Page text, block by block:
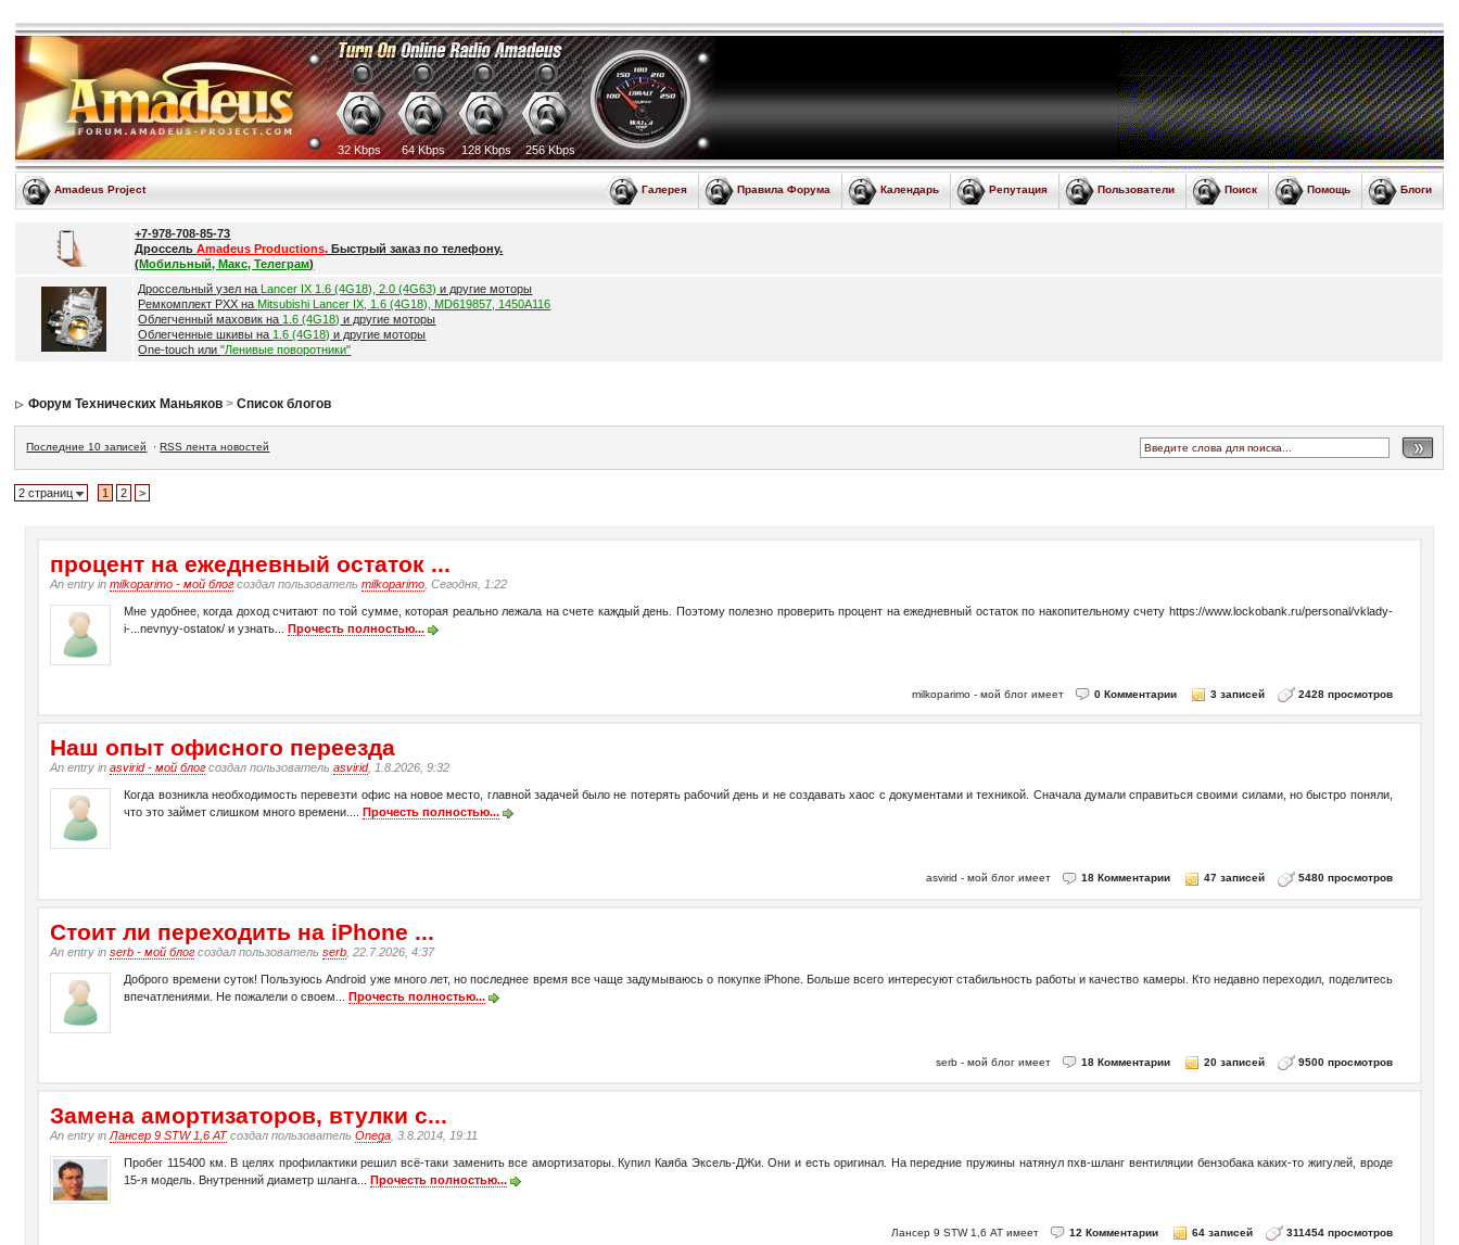
32 Kbps 64 Kbps 128 Kbps 256 Kbps
Amadeus Project Блоги
Помощь
Поиск
Пользователи
Репутация
Календарь
Правила Форума
Галерея
+7-978-708-85-73
ДроссельAmadeus Productions. Быстрый заказ по телефону.
(Мобильный, Макс, Телеграм)
Дроссельный узел на Lancer IX 1.6 (4G18), 2.0 (4G63) и другие моторы
Ремкомплект РХХ на Mitsubishi Lancer IX, 1.6 (4G18), MD619857, 1450A116
Облегченный маховик на 1.6 (4G18) и другие моторы
Облегченные шкивы на 1.6 (4G18) и другие моторы
One-touch или"Ленивые поворотники"
Форум Технических Маньяков >Список блогов
Последние 10 записей ·RSS лента новостей
2 страниц 1 2 >
процент на ежедневный остаток ...
An entry inmilkoparimo - мой блогсоздал пользовательmilkoparimo , Сегодня, 1:22
Мне удобнее, когда доход считают по той сумме, которая реально лежала на счете каждый день. Поэтому полезно проверить процент на ежедневный остаток по накопительному счету https://www.lockobank.ru/personal/vklady-
i-...nevnyy-ostatок/ и узнать...Прочесть полностью...
milkoparimo - мой блог имеет 0 Комментарии 3 записей 2428 просмотров
Наш опыт офисного переезда
An entry inasvirid - мой блогсоздал пользовательasvirid, 1.8.2026, 9:32
Когда возникла необходимость перевезти офис на новое место, главной задачей было не потерять рабочий день и не создавать хаос с документами и техникой. Сначала думали справиться своими силами, но быстро поняли,
что это займет слишком много времени....
Прочесть полностью...
asvirid - мой блог имеет 18 Комментарии 47 записей 5480 просмотров
Стоит ли переходить на iPhone ...
An entry inserb - мой блогсоздал пользовательserb , 22.7.2026, 4:37
Доброго времени суток! Пользуюсь Android уже много лет, но последнее время все чаще задумываюсь о покупке iPhone. Больше всего интересуют стабильность работы и качество камеры. Кто недавно переходил, поделитесь
впечатлениями. Не пожалели о своем...Прочесть полностью...
serb - мой блог имеет 18 Комментарии 20 записей 9500 просмотров
Замена амортизаторов, втулки с...
An entry inЛансер 9 STW 1,6 АТсоздал пользовательOnega , 3.8.2014, 19:11
Пробег 115400 км. В целях профилактики решил всё-таки заменить все амортизаторы. Купил Каяба Эксель-ДЖи. Они и есть оригинал. На передние пружины натянул пхв-шланг вентиляции бензобака каких-то жигулей, вроде
15-я модель. Внутренний диаметр шланга...Прочесть полностью...
Лансер 9 STW 1,6 АТ имеет 12 Комментарии 64 записей 311454 просмотров